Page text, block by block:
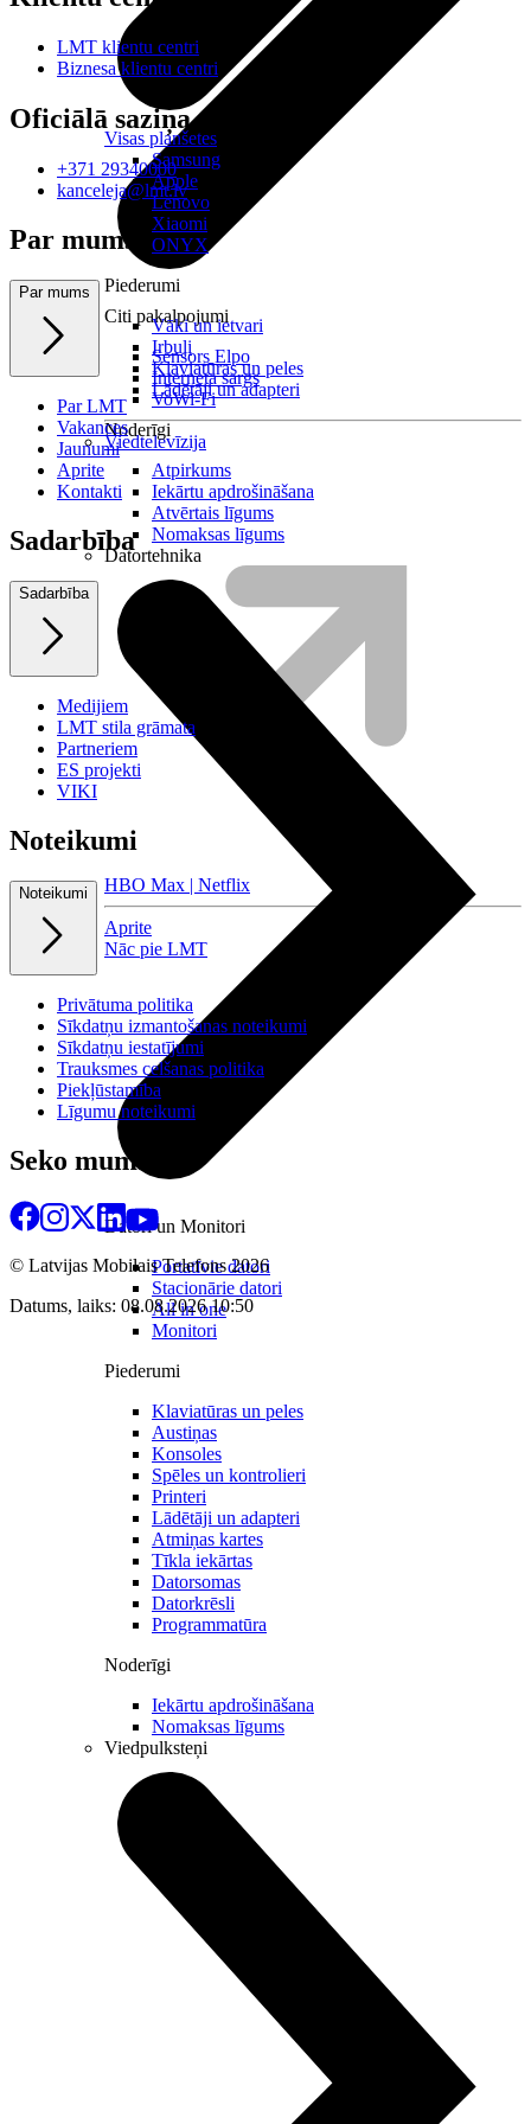
Citi pakalpojumi
Sensors Elpo
Interneta sargs
VoWi-Fi
Viedtelevīzija
HBO Max | Netflix
Aprite
Nāc pie LMT
Visas planšetes
Samsung
Apple
Lenovo
Xiaomi
ONYX
Piederumi
Vāki un ietvari
Irbuļi
Klaviatūras un peles
Lādētāji un adapteri
Noderīgi
Atpirkums
Iekārtu apdrošināšana
Atvērtais līgums
Nomaksas līgums
Datortehnika
Datori un Monitori
Portatīvie datori
Stacionārie datori
All in one
Monitori
Piederumi
Klaviatūras un peles
Austiņas
Konsoles
Spēles un kontrolieri
Printeri
Lādētāji un adapteri
Atmiņas kartes
Tīkla iekārtas
Datorsomas
Datorkrēsli
Programmatūra
Noderīgi
Iekārtu apdrošināšana
Nomaksas līgums
Viedpulksteņi
LMT klientu centri
Biznesa klientu centri
Oficiālā saziņa
+371 29340000
kanceleja@lmt.lv
Par mums
Par mums
Par LMT
Vakances
Jaunumi
Aprite
Kontakti
Sadarbība
Sadarbība
Medijiem
LMT stila grāmata
Partneriem
ES projekti
VIKI
Noteikumi
Noteikumi
Privātuma politika
Sīkdatņu izmantošanas noteikumi
Sīkdatņu iestatījumi
Trauksmes celšanas politika
Piekļūstamība
Līgumu noteikumi
Seko mums
© Latvijas Mobilais Telefons2026
Datums, laiks: 08.08.2026 10:50